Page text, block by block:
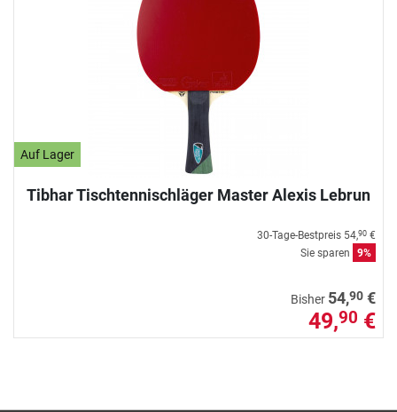
Auf Lager
Tibhar Tischtennischläger Master Alexis Lebrun
30-Tage-Bestpreis 54,90 €
Sie sparen
9%
Bisher 54,90 €
49,90 €